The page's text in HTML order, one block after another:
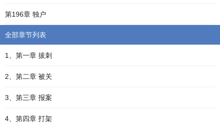
第196章 独户
全部章节列表
1、第一章 拔刺
2、第二章 被关
3、第三章 报案
4、第四章 打架